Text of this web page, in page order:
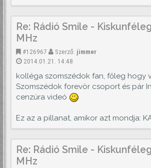
Re: Rádió Smile -
MHz
#126967 Szerző: jimmer
2014.01.21. 14:48
kolléga szomszédok fan, főleg hogy
Szomszédok forevör csoport és pár
cenzúra videó
Ez az a pillanat, amikor azt mondja:
Re: Rádió Smile -
MHz